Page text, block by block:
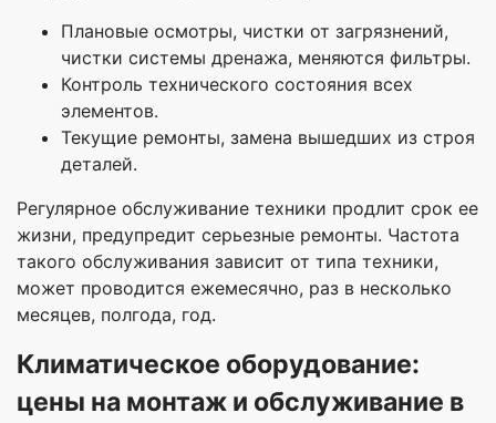
Плановые осмотры, чистки от загрязнений,
чистки системы дренажа, меняются фильтры.
Контроль технического состояния всех
элементов.
Текущие ремонты, замена вышедших из строя
деталей.
Регулярное обслуживание техники продлит срок ее
жизни, предупредит серьезные ремонты. Частота
такого обслуживания зависит от типа техники,
может проводится ежемесячно, раз в несколько
месяцев, полгода, год.
Климатическое оборудование:
цены на монтаж и обслуживание в